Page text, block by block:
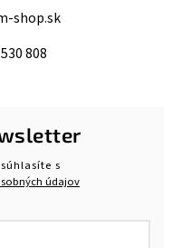
shop.sk
808
s
údajov